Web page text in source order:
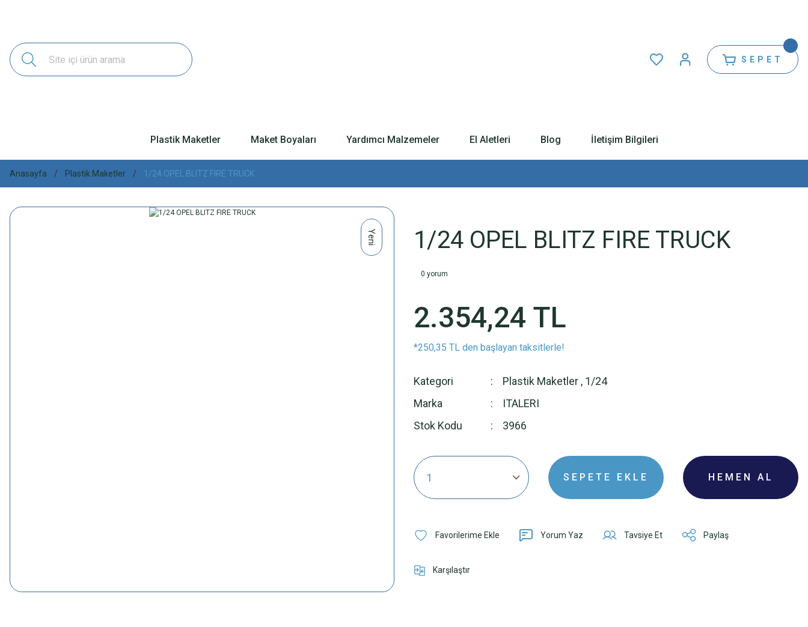
SEPET
Plastik Maketler Maket Boyaları Yardımcı Malzemeler El Aletleri Blog İletişim Bilgileri
Anasayfa Plastik Maketler 1/24 OPEL BLITZ FIRE TRUCK
Yeni 1/24 OPEL BLITZ FIRE TRUCK
0 yorum
2.354,24 TL
*250,35 TL den başlayan taksitlerle!
Kategori Plastik Maketler , 1/24
Marka
ITALERI
Stok Kodu
3966
SEPETE EKLE HEMEN AL
Yorum Yaz Tavsiye Et Paylaş
Karşılaştır